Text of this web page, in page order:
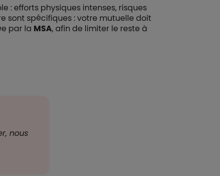
efforts physiques intenses, risques
sont spécifiques : votre mutuelle doit
par la MSA, afin de limiter le reste à
nous